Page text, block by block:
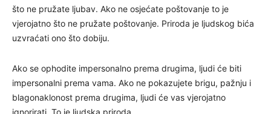
što ne pružate ljubav. Ako ne osjećate poštovanje to je
vjerojatno što ne pružate poštovanje. Priroda je ljudskog bića
uzvraćati ono što dobiju.
Ako se ophodite impersonalno prema drugima, ljudi će biti
impersonalni prema vama. Ako ne pokazujete brigu, pažnju i
blagonaklonost prema drugima, ljudi će vas vjerojatno